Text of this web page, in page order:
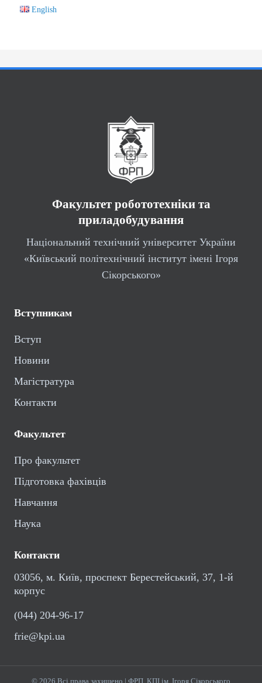
English
Факультет робототехніки та
приладобудування
Національний технічний університет України
«Київський політехнічний інститут імені Ігоря
Сікорського»
Вступникам
Вступ
Новини
Магістратура
Контакти
Факультет
Про факультет
Підготовка фахівців
Навчання
Наука
Контакти
03056, м. Київ, проспект Берестейський, 37, 1-й
корпус
(044) 204-96-17
frie@kpi.ua
© 2026 Всі права захищено | ФРП, КПІ ім. Ігоря Сікорського